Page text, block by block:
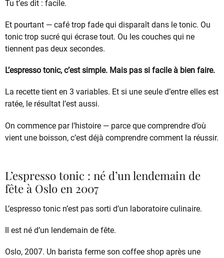
Tu t’es dit : facile.
Et pourtant — café trop fade qui disparaît dans le tonic. Ou
tonic trop sucré qui écrase tout. Ou les couches qui ne
tiennent pas deux secondes.
L’espresso tonic, c’est simple. Mais pas si facile à bien faire.
La recette tient en 3 variables. Et si une seule d’entre elles est
ratée, le résultat l’est aussi.
On commence par l’histoire — parce que comprendre d’où
vient une boisson, c’est déjà comprendre comment la réussir.
L’espresso tonic : né d’un lendemain de
fête à Oslo en 2007
L’espresso tonic n’est pas sorti d’un laboratoire culinaire.
Il est né d’un lendemain de fête.
Oslo, 2007. Un barista ferme son coffee shop après une